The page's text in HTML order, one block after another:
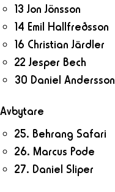
13 Jon Jönsson
14 Emil Hallfreðsson
16 Christian Järdler
22 Jesper Bech
30 Daniel Andersson
Avbytare
25. Behrang Safari
26. Marcus Pode
27. Daniel Sliper